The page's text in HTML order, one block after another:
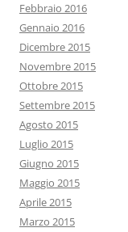
Febbraio 2016
Gennaio 2016
Dicembre 2015
Novembre 2015
Ottobre 2015
Settembre 2015
Agosto 2015
Luglio 2015
Giugno 2015
Maggio 2015
Aprile 2015
Marzo 2015